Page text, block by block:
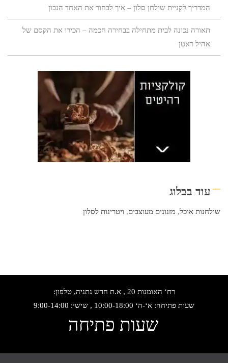
המדריך לקניית שולחן סלון – איך לבחור את האחד הנכון
תאורה נכונה לבית מתחילה בבחירה חכמה – הכירו את הקסם של
אהיל ראטן
עוד בבלוג
שולחנות אוכל, מזנונים מעוצבים, ויטרינות לסלון
רח‘ האומנות 20 , א.ת חדש נתניה, טלפון:
שעות פתיחה: א‘-ה‘ 10:00-18:00 , שישי: 9:00-14:00
שעות פתיחה